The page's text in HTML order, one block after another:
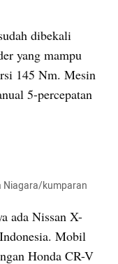
dibekali
yang mampu
145 Nm. Mesin
5-percepatan
Niagara/kumparan
ada Nissan X-
Mobil
Honda CR-V